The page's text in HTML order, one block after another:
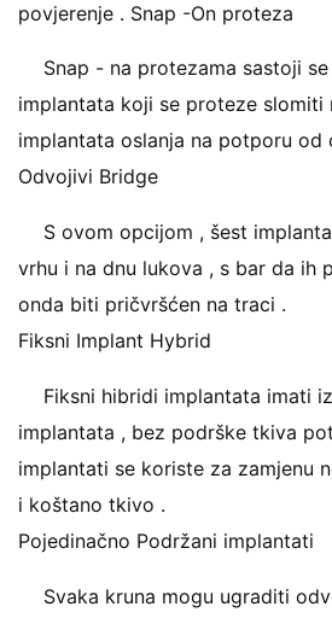
povjerenje . Snap -On proteza
Snap - na protezama sastoji
implantata koji se proteze slomiti
implantata oslanja na potporu od
Odvojivi Bridge
S ovom opcijom , šest
vrhu i na dnu lukova , s bar da ih
onda biti pričvršćen na traci .
Fiksni Implant Hybrid
Fiksni hibridi implantata imati
implantata , bez podrške tkiva
implantati se koriste za zamjenu
i koštano tkivo .
Pojedinačno Podržani implantati
Svaka kruna mogu ugraditi